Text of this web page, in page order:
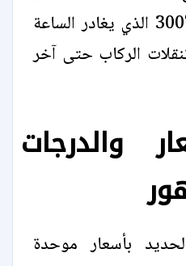
والقطار المكيف رقم 3007 الذي يغادر الساعة
تنقلات الركاب حتى آخر
والدرجات
بأسعار موحدة